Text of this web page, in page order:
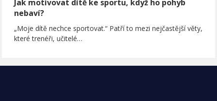
Jak motivovat dítě ke sportu, když ho pohyb
nebaví?
„Moje dítě nechce sportovat.“ Patří to mezi nejčastější věty,
které trenéři, učitelé…